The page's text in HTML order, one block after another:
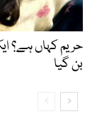
حریم کہاں ہے؟
بن گیا